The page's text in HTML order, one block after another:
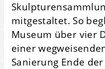
mitgestaltet. So
Museum über vier
einer
Sanierung Ende